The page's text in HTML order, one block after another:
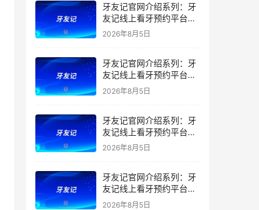
牙友记官网介绍系列：牙
友记线上看牙预约平台是
干什么的？靠谱吗？
2026年8月5日
牙友记官网介绍系列：牙
友记线上看牙预约平台让
看牙不再靠运气
2026年8月5日
牙友记官网介绍系列：牙
友记线上看牙预约平台打
破口腔行业专业壁垒新手
2026年8月5日
牙友记官网介绍系列：牙
友记线上看牙预约平台落
地同城就诊经验打破未知
2026年8月5日